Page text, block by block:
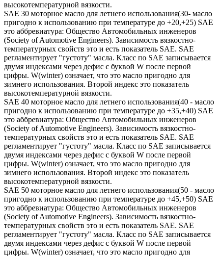
высокотемпературной вязкости.
SAE 30 моторное масло для летнего использования(30- масло
пригодно к использованию при температуре до +20,+25) SAE
это аббревиатура: Общество Автомобильных инженеров
(Society of Automotive Engineers). Зависимость вязкостно-
температурных свойств это и есть показатель SAE. SAE
регламентирует "густоту" масла. Класс по SAE записывается
двумя индексами через дефис с буквой W после первой
цифры. W(winter) означает, что это масло пригодно для
зимнего использования. Второй индекс это показатель
высокотемпературной вязкости.
SAE 40 моторное масло для летнего использования(40 - масло
пригодно к использованию при температуре до +35,+40) SAE
это аббревиатура: Общество Автомобильных инженеров
(Society of Automotive Engineers). Зависимость вязкостно-
температурных свойств это и есть показатель SAE. SAE
регламентирует "густоту" масла. Класс по SAE записывается
двумя индексами через дефис с буквой W после первой
цифры. W(winter) означает, что это масло пригодно для
зимнего использования. Второй индекс это показатель
высокотемпературной вязкости.
SAE 50 моторное масло для летнего использования(50 - масло
пригодно к использованию при температуре до +45,+50) SAE
это аббревиатура: Общество Автомобильных инженеров
(Society of Automotive Engineers). Зависимость вязкостно-
температурных свойств это и есть показатель SAE. SAE
регламентирует "густоту" масла. Класс по SAE записывается
двумя индексами через дефис с буквой W после первой
цифры. W(winter) означает, что это масло пригодно для